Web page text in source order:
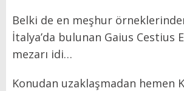
Belki de en meşhur
İtalya’da bulunan Gaius Cestius
mezarı idi…
Konudan uzaklaşmadan hemen